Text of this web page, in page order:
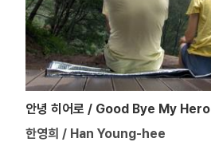
안녕 히어로 / Good Bye My Hero
한영희 / Han Young-hee